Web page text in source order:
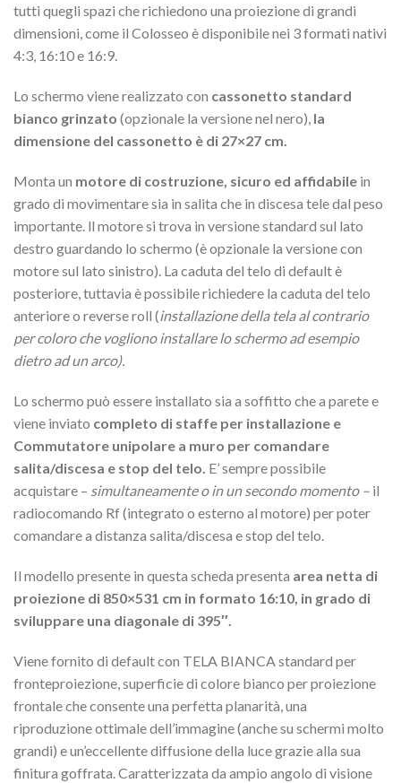
tutti quegli spazi che richiedono una proiezione di grandi
dimensioni, come il Colosseo è disponibile nei 3 formati nativi
4:3, 16:10 e 16:9.
Lo schermo viene realizzato con cassonetto standard
bianco grinzato (opzionale la versione nel nero), la
dimensione del cassonetto è di 27×27 cm.
Monta un motore di costruzione, sicuro ed affidabile in
grado di movimentare sia in salita che in discesa tele dal peso
importante. ll motore si trova in versione standard sul lato
destro guardando lo schermo (è opzionale la versione con
motore sul lato sinistro). La caduta del telo di default è
posteriore, tuttavia è possibile richiedere la caduta del telo
anteriore o reverse roll (installazione della tela al contrario
per coloro che vogliono installare lo schermo ad esempio
dietro ad un arco).
Lo schermo può essere installato sia a soffitto che a parete e
viene inviato completo di staffe per installazione e
Commutatore unipolare a muro per comandare
salita/discesa e stop del telo. E’ sempre possibile
acquistare – simultaneamente o in un secondo momento – il
radiocomando Rf (integrato o esterno al motore) per poter
comandare a distanza salita/discesa e stop del telo.
Il modello presente in questa scheda presenta area netta di
proiezione di 850×531 cm in formato 16:10, in grado di
sviluppare una diagonale di 395″.
Viene fornito di default con TELA BIANCA standard per
fronteproiezione, superficie di colore bianco per proiezione
frontale che consente una perfetta planarità, una
riproduzione ottimale dell’immagine (anche su schermi molto
grandi) e un’eccellente diffusione della luce grazie alla sua
finitura goffrata. Caratterizzata da ampio angolo di visione